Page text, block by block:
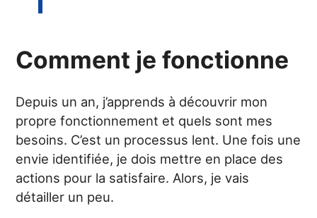
Comment je fonctionne
Depuis un an, j’apprends à découvrir mon
propre fonctionnement et quels sont mes
besoins. C’est un processus lent. Une fois une
envie identifiée, je dois mettre en place des
actions pour la satisfaire. Alors, je vais
détailler un peu.